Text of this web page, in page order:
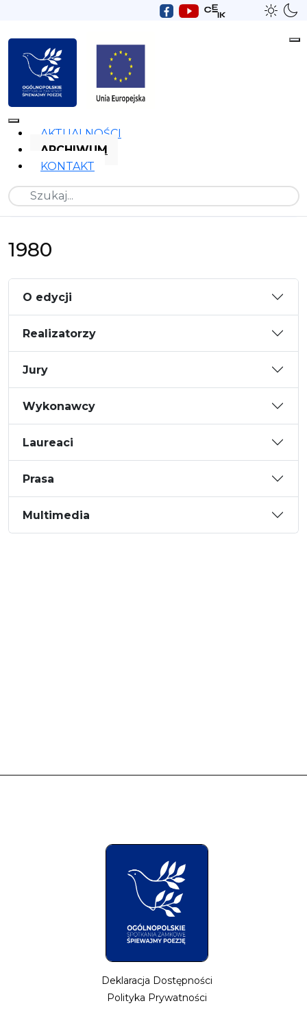
AKTUALNOŚCI
ARCHIWUM
KONTAKT
Szukaj
1980
O edycji
Realizatorzy
Jury
Wykonawcy
Laureaci
Prasa
Multimedia
Deklaracja Dostępności
Polityka Prywatności